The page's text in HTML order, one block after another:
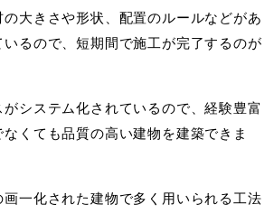
大きさや形状、配置のルールなどがあ
いるので、短期間で施工が完了するのが
がシステム化されているので、経験豊富
くても品質の高い建物を建築できま
一化された建物で多く用いられる工法